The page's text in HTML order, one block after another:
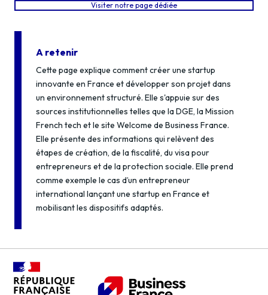
Visiter notre page dédiée
A retenir
Cette page explique comment créer une startup
innovante en France et développer son projet dans
un environnement structuré. Elle s'appuie sur des
sources institutionnelles telles que la DGE, la Mission
French tech et le site Welcome de Business France.
Elle présente des informations qui relèvent des
étapes de création, de la fiscalité, du visa pour
entrepreneurs et de la protection sociale. Elle prend
comme exemple le cas d’un entrepreneur
international lançant une startup en France et
mobilisant les dispositifs adaptés.